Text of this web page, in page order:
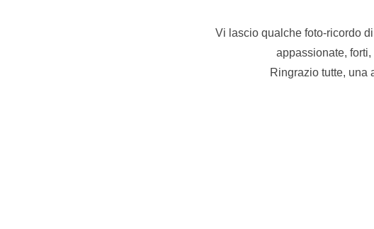
Vi lascio qualche foto-ricordo
appassionate,
Ringrazio tutte, una